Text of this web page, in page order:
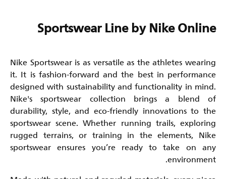
Sportswear Line by Nike Online
Nike Sportswear is as versatile as the athletes wearing
it. It is fashion-forward and the best in performance
designed with sustainability and functionality in mind.
Nike's sportswear collection brings a blend of
durability, style, and eco-friendly innovations to the
sportswear scene. Whether running trails, exploring
rugged terrains, or training in the elements, Nike
sportswear ensures you’re ready to take on any
environment.